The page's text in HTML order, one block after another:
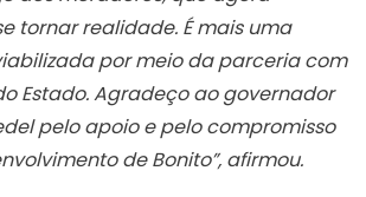
tornar realidade. É mais uma
por meio da parceria com
Estado. Agradeço ao governador
pelo apoio e pelo compromisso
de Bonito”, afirmou.